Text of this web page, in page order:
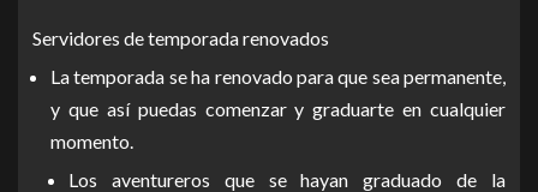
Servidores de temporada renovados
La temporada se ha renovado para que sea permanente,
y que así puedas comenzar y graduarte en cualquier
momento.
Los aventureros que se hayan graduado de la